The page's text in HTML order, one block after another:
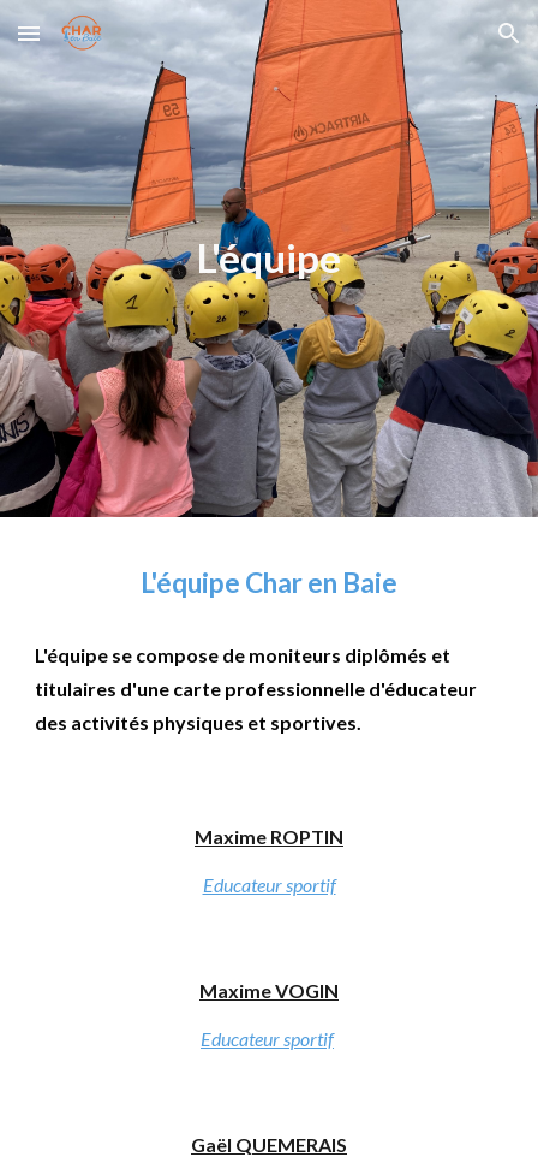
Skip to main content Skip to navigation
L'équipe
L'équipe Char en Baie
L'équipe se compose de moniteurs diplômés et
titulaires d'une carte professionnelle d'éducateur
des activités physiques et sportives.
Maxime ROPTIN
Educateur sportif
Maxime VOGIN
Educateur sportif
Gaël QUEMERAIS